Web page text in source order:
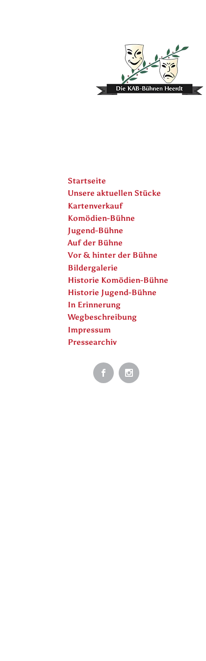
Startseite
Unsere aktuellen Stücke
Kartenverkauf
Komödien-Bühne
Jugend-Bühne
Auf der Bühne
Vor & hinter der Bühne
Bildergalerie
Historie Komödien-Bühne
Historie Jugend-Bühne
In Erinnerung
Wegbeschreibung
Impressum
Pressearchiv